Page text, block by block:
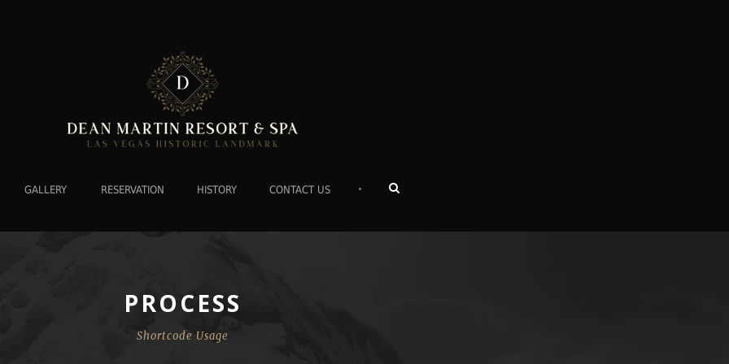
GALLERY RESERVATION HISTORY CONTACT US •
PROCESS
Shortcode Usage